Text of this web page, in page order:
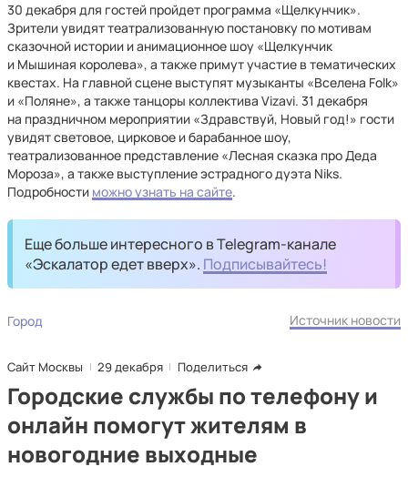
30 декабря для гостей пройдет программа «Щелкунчик».
Зрители увидят театрализованную постановку по мотивам
сказочной истории и анимационное шоу «Щелкунчик
и Мышиная королева», а также примут участие в тематических
квестах. На главной сцене выступят музыканты «Вселена Folk»
и «Поляне», а также танцоры коллектива Vizavi. 31 декабря
на праздничном мероприятии «Здравствуй, Новый год!» гости
увидят световое, цирковое и барабанное шоу,
театрализованное представление «Лесная сказка про Деда
Мороза», а также выступление эстрадного дуэта Niks.
Подробности можно узнать на сайте.
Еще больше интересного в Telegram-канале
«Эскалатор едет вверх». Подписывайтесь!
Город Источник новости
Сайт Москвы 29 декабря Поделиться
Городские службы по телефону и
онлайн помогут жителям в
новогодние выходные